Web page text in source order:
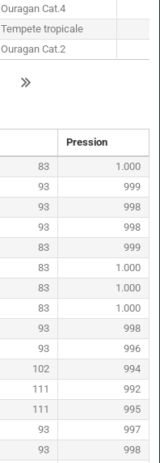
Ouragan Cat.4
Tempete tropicale
Ouragan Cat.2
Pression
83
1.000
93
999
93
998
93
998
83
999
83
1.000
83
1.000
83
1.000
93
998
93
996
102
994
111
992
111
995
93
997
93
998